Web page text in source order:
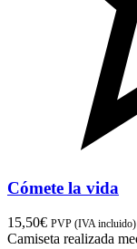
Cómete la vida
15,50€ PVP (IVA incluido)
Camiseta realizada